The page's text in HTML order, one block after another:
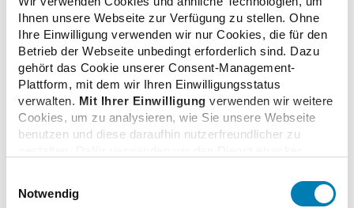
Ihnen unsere Webseite zur Verfügung zu stellen. Ohne
Ihre Einwilligung verwenden wir nur Cookies, die für den
Betrieb der Webseite unbedingt erforderlich sind. Dazu
gehört das Cookie unserer Consent-Management-
Plattform, mit dem wir Ihren Einwilligungsstatus
verwalten. Mit Ihrer Einwilligung verwenden wir weitere
Cookies, um zu analysieren, wie Sie unsere Webseite
benutzen und diese daraufhin nutzerfreundlicher zu
Adresse und Ihr Surfverhalten verarbeitet. Mit einem
Klick auf „Cookies zulassen“ stimmen Sie der
Notwendig
thomas.metz@bav-bayern.de
zurück zur Übersicht
Zusatzinformationen